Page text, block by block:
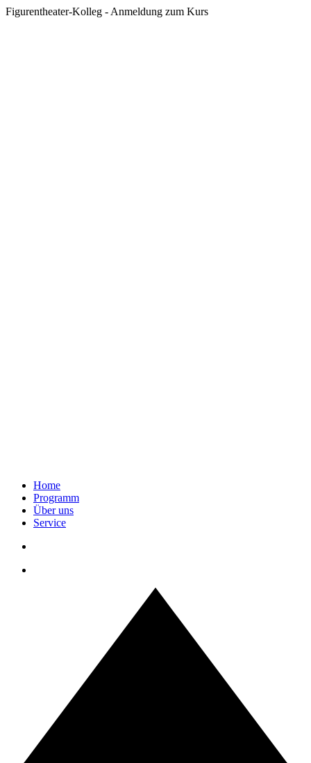
Figurentheater-Kolleg - Anmeldung zum Kurs
Home
Programm
Über uns
Service